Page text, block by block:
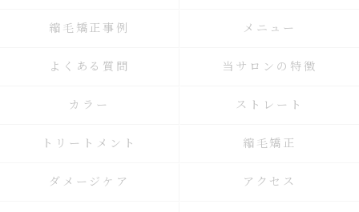
縮毛矯正事例 メニュー
よくある質問 当サロンの特徴
カラー ストレート
トリートメント 縮毛矯正
ダメージケア アクセス